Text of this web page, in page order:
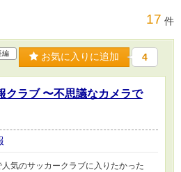
17 件
編 お気に入りに追加 4
クラブ 〜不思議なカメラで
気のサッカークラブに入りたかった